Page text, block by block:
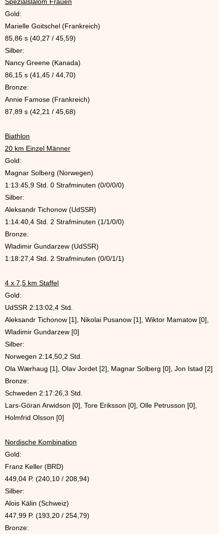
Gold:
Marielle Goitschel (Frankreich)
85,86 s (40,27 / 45,59)
Silber:
Nancy Greene (Kanada)
86,15 s (41,45 / 44,70)
Bronze:
Annie Famose (Frankreich)
87,89 s (42,21 / 45,68)
Biathlon
20 km Einzel Männer
Gold:
Magnar Solberg (Norwegen)
1:13:45,9 Std. 0 Strafminuten (0/0/0/0)
Silber:
Aleksandr Tichonow (UdSSR)
1:14:40,4 Std. 2 Strafminuten (1/1/0/0)
Bronze:
Wladimir Gundarzew (UdSSR)
1:18:27,4 Std. 2 Strafminuten (0/0/1/1)
4 x 7,5 km Staffel
Gold:
UdSSR 2:13:02,4 Std.
Aleksandr Tichonow [1], Nikolai Pusanow [1], Wiktor Mamatow [0],
Wladimir Gundarzew [0]
Silber:
Norwegen 2:14,50,2 Std.
Ola Wærhaug [1], Olav Jordet [2], Magnar Solberg [0], Jon Istad [2]
Bronze:
Schweden 2:17:26,3 Std.
Lars-Göran Arwidson [0], Tore Eriksson [0], Olle Petrusson [0],
Holmfrid Olsson [0]
Nordische Kombination
Gold:
Franz Keller (BRD)
449,04 P. (240,10 / 208,94)
Silber:
Alois Kälin (Schweiz)
447,99 P. (193,20 / 254,79)
Bronze: